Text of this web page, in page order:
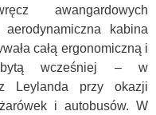
awangardowych
kabina
całą ergonomiczną i
wcześniej – w
Leylanda przy okazji
i autobusów. W